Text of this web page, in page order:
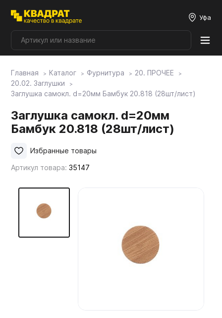
Уфа
Плитные материалы
Мой ЭГГЕР
Фасады
Мебельные образцы, каталоги
Главная Каталог Фурнитура
20. ПРОЧЕЕ
20.02. Заглушки
Заглушка самокл. d=20мм Бамбук 20.818 (28шт/лист)
Заглушка самокл. d=20мм
Бамбук 20.818 (28шт/лист)
Артикул товара:35147
Избранные товары